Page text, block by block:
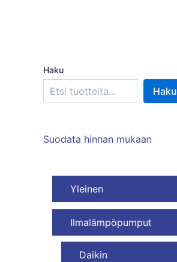
Haku
Haku
Suodata hinnan mukaan
Yleinen
Ilmalämpöpumput
Daikin